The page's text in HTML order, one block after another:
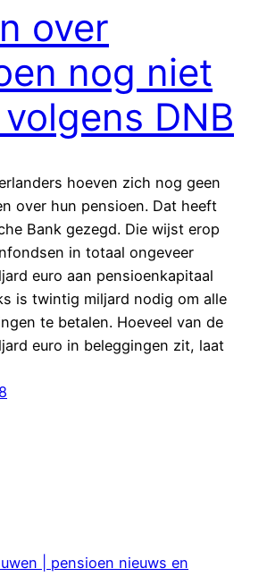
over
nog niet
DNB
hoeven zich nog geen
over hun pensioen. Dat heeft
Bank gezegd. Die wijst erop
in totaal ongeveer
euro aan pensioenkapitaal
is twintig miljard nodig om alle
te betalen. Hoeveel van de
euro in beleggingen zit, laat
| pensioen nieuws en